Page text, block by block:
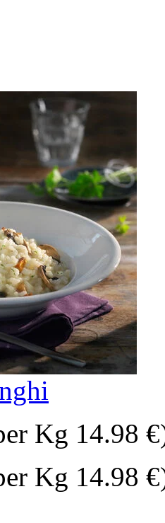
Kg 14.98
Kg 14.98